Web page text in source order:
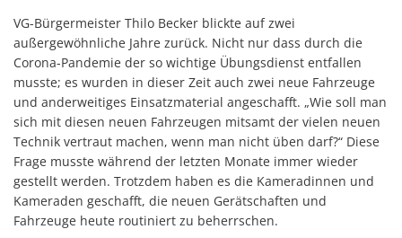
VG-Bürgermeister Thilo Becker blickte auf zwei
außergewöhnliche Jahre zurück. Nicht nur dass durch die
Corona-Pandemie der so wichtige Übungsdienst entfallen
musste; es wurden in dieser Zeit auch zwei neue Fahrzeuge
und anderweitiges Einsatzmaterial angeschafft. „Wie soll man
sich mit diesen neuen Fahrzeugen mitsamt der vielen neuen
Technik vertraut machen, wenn man nicht üben darf?“ Diese
Frage musste während der letzten Monate immer wieder
gestellt werden. Trotzdem haben es die Kameradinnen und
Kameraden geschafft, die neuen Gerätschaften und
Fahrzeuge heute routiniert zu beherrschen.